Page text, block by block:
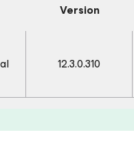
Version
12.3.0.310